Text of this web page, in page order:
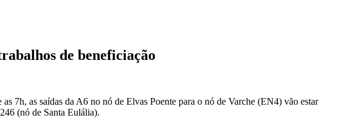
de beneficiação
7h, as saídas da A6 no nó de Elvas Poente para o nó de Varche (EN4) vão estar
(nó de Santa Eulália).